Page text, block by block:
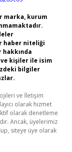
marka, kurum
haber niteliği
ve kişiler ile isim
bilgiler
ve İletişim
olarak hizmet
olarak denetleme
Ancak, üyelerimiz
siteye üye olarak